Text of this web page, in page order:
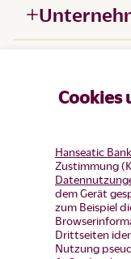
Cookies
Hanseatic
Zustimmung
dem Gerät
zum Beispiel
Drittseiten
Nutzung